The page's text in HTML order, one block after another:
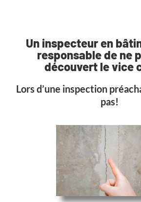
Un inspecteur en
responsable de ne
découvert le vice
Lors d’une inspection
pas!